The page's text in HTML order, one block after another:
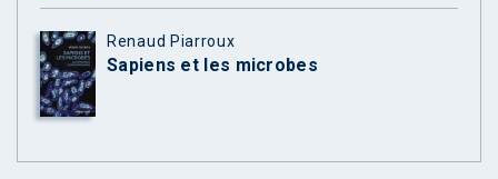
Renaud Piarroux
Sapiens et les microbes